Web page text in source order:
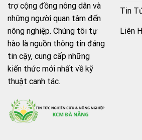
trợ cộng đồng nông dân và
những người quan tâm đến
nông nghiệp. Chúng tôi tự
hào là nguồn thông tin đáng
tin cậy, cung cấp những
kiến thức mới nhất về kỹ
thuật canh tác.
Tin
Liên